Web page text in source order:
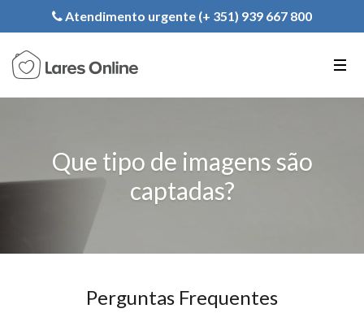
Registe a sua Instituição
Atendimento urgente (+ 351) 939 667 800
Que tipo de imagens são
captadas?
Perguntas Frequentes